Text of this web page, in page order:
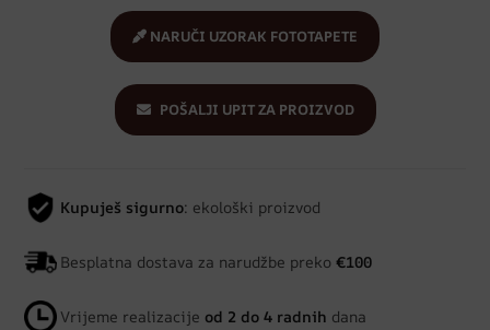
NARUČI UZORAK FOTOTAPETE
POŠALJI UPIT ZA PROIZVOD
Kupuješ sigurno: ekološki proizvod
Besplatna dostava za narudžbe preko€100
Vrijeme realizacije od 2 do 4 radnih dana